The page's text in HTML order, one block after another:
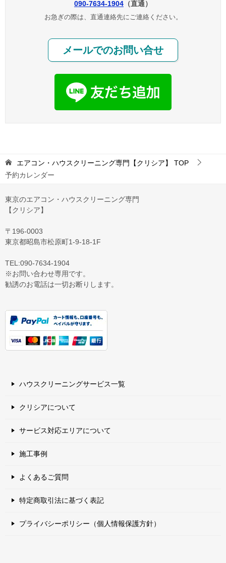
090-7634-1904 （直通）
お急ぎの際は、直通連絡先にご連絡ください。
メールでのお問い合せ
エアコン・ハウスクリーニング専門【クリシア】
TOP
予約カレンダー
東京のエアコン・ハウスクリーニング専門
【クリシア】
〒196-0003
東京都昭島市松原町1-9‐18‐1F
TEL:090-7634-1904
※お問い合わせ専用です。
勧誘のお電話は一切お断りします。
ハウスクリーニングサービス一覧
クリシアについて
サービス対応エリアについて
施工事例
よくあるご質問
特定商取引法に基づく表記
プライバシーポリシー（個人情報保護方針）